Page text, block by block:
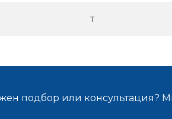
T
подбор или консультация?